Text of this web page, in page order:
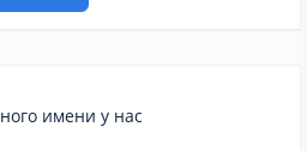
имени у нас